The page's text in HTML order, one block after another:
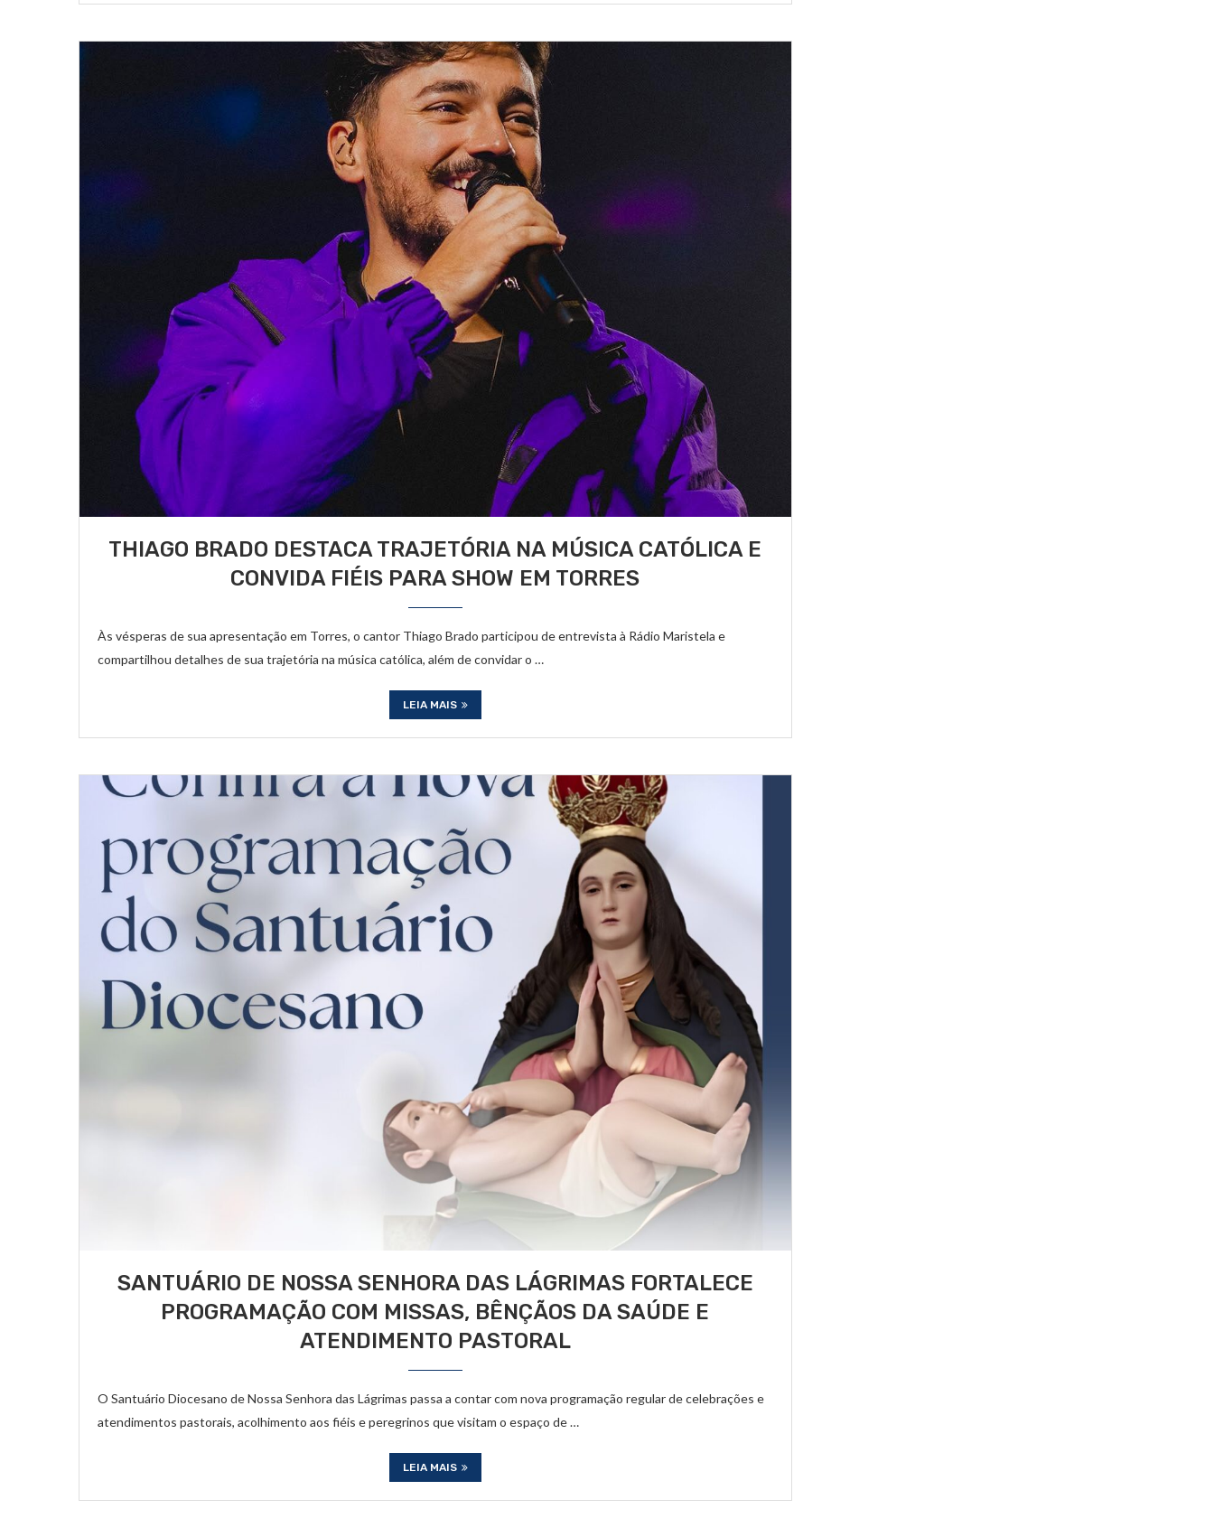
THIAGO BRADO DESTACA TRAJETÓRIA NA MÚSICA CATÓLICA E
CONVIDA FIÉIS PARA SHOW EM TORRES
Às vésperas de sua apresentação em Torres, o cantor Thiago Brado participou de entrevista à Rádio Maristela e
compartilhou detalhes de sua trajetória na música católica, além de convidar o …
LEIA MAIS
SANTUÁRIO DE NOSSA SENHORA DAS LÁGRIMAS FORTALECE
PROGRAMAÇÃO COM MISSAS, BÊNÇÃOS DA SAÚDE E
ATENDIMENTO PASTORAL
O Santuário Diocesano de Nossa Senhora das Lágrimas passa a contar com nova programação regular de celebrações e
atendimentos pastorais, acolhimento aos fiéis e peregrinos que visitam o espaço de …
LEIA MAIS